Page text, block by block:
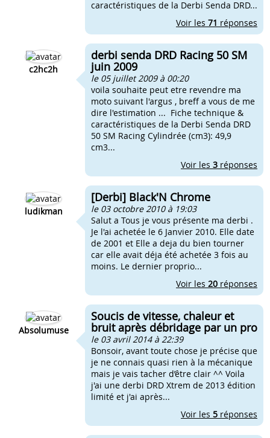
caractéristiques de la Derbi Senda DRD...
Voir les 71 réponses
c2hc2h
derbi senda DRD Racing 50 SM
juin 2009
le 05 juillet 2009 à 00:20
voila souhaite peut etre revendre ma
moto suivant l'argus , breff a vous de me
dire l'estimation ... Fiche technique &
caractéristiques de la Derbi Senda DRD
50 SM Racing Cylindrée (cm3): 49,9
cm3...
Voir les 3 réponses
ludikman
[Derbi] Black'N Chrome
le 03 octobre 2010 à 19:03
Salut a Tous je vous présente ma derbi .
Je l'ai achetée le 6 Janvier 2010. Elle date
de 2001 et Elle a deja du bien tourner
car elle avait déja été achetée 3 fois au
moins. Le dernier proprio...
Voir les 20 réponses
Absolumuse
Soucis de vitesse, chaleur et
bruit après débridage par un pro
le 03 avril 2014 à 22:39
Bonsoir, avant toute chose je précise que
je ne connais quasi rien à la mécanique
mais je vais tacher d’être clair ^^ Voila
j'ai une derbi DRD Xtrem de 2013 édition
limité et j'ai après...
Voir les 5 réponses